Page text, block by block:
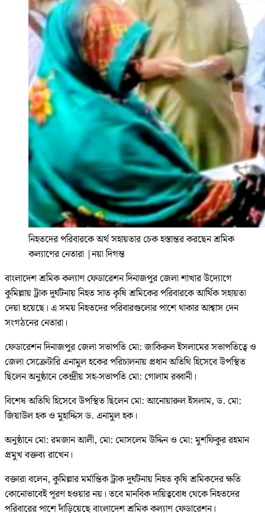
নিহতদের পরিবারকে অর্থ সহায়তার চেক হস্তান্তর করছেন শ্রমিক
কল্যাণের নেতারা |নয়া দিগন্ত
বাংলাদেশ শ্রমিক কল্যাণ ফেডারেশন দিনাজপুর জেলা শাখার উদ্যোগে
কুমিল্লায় ট্রাক দুর্ঘটনায় নিহত সাত কৃষি শ্রমিকের পরিবারকে আর্থিক সহায়তা
দেয়া হয়েছে। এ সময় নিহতদের পরিবারগুলোর পাশে থাকার আশ্বাস দেন
সংগঠনের নেতারা।
ফেডারেশন দিনাজপুর জেলা সভাপতি মো: জাকিরুল ইসলামের সভাপতিত্বে ও
জেলা সেক্রেটারি এনামুল হকের পরিচালনায় প্রধান অতিথি হিসেবে উপস্থিত
ছিলেন অনুষ্ঠানে কেন্দ্রীয় সহ-সভাপতি মো: গোলাম রব্বানী।
বিশেষ অতিথি হিসেবে উপস্থিত ছিলেন মো: আনোয়ারুল ইসলাম, ড. মো:
জিয়াউল হক ও মুহাদ্দিস ড. এনামুল হক।
অনুষ্ঠানে মো: রমজান আলী, মো: মোসলেম উদ্দিন ও মো: মুশফিকুর রহমান
প্রমুখ বক্তব্য রাখেন।
বক্তারা বলেন, কুমিল্লার মর্মান্তিক ট্রাক দুর্ঘটনায় নিহত কৃষি শ্রমিকদের ক্ষতি
কোনোভাবেই পূরণ হওয়ার নয়। তবে মানবিক দায়িত্ববোধ থেকে নিহতদের
পরিবারের পাশে দাঁড়িয়েছে বাংলাদেশ শ্রমিক কল্যাণ ফেডারেশন।